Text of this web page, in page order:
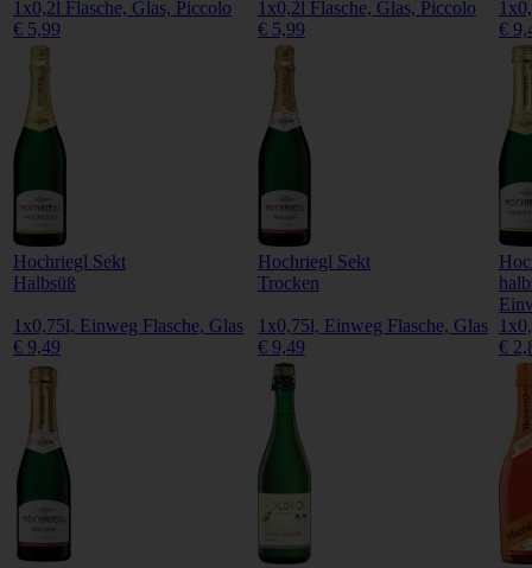
1x0,2l Flasche, Glas, Piccolo
€ 5,99
1x0,2l Flasche, Glas, Piccolo
€ 5,99
€
Hochriegl Sekt
Halbsüß
1x0,75l, Einweg Flasche, Glas
€ 9,49
Hochriegl Sekt
Trocken
1x0,75l, Einweg Flasche, Glas
€ 9,49
€